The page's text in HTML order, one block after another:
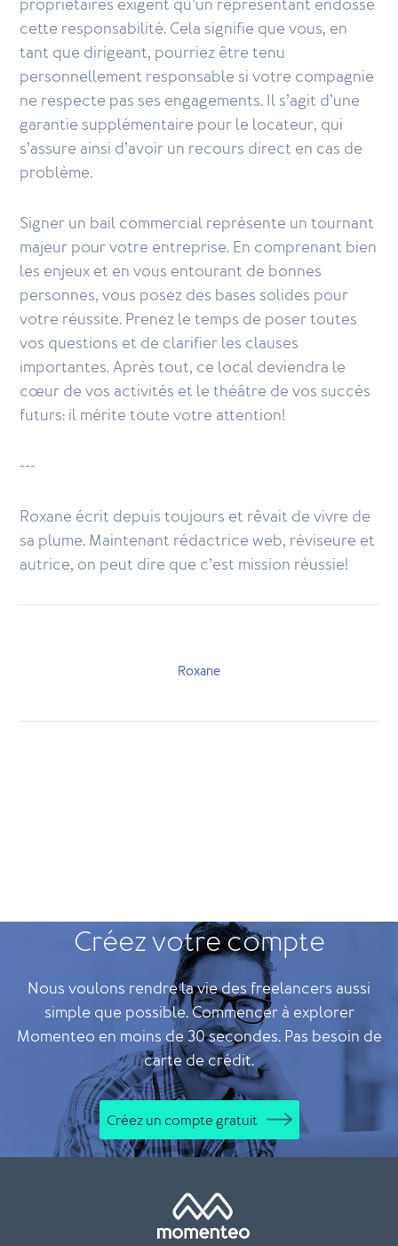
propriétaires exigent qu’un représentant endosse
cette responsabilité. Cela signifie que vous, en
tant que dirigeant, pourriez être tenu
personnellement responsable si votre compagnie
ne respecte pas ses engagements. Il s’agit d’une
garantie supplémentaire pour le locateur, qui
s’assure ainsi d’avoir un recours direct en cas de
problème.
Signer un bail commercial représente un tournant
majeur pour votre entreprise. En comprenant bien
les enjeux et en vous entourant de bonnes
personnes, vous posez des bases solides pour
votre réussite. Prenez le temps de poser toutes
vos questions et de clarifier les clauses
importantes. Après tout, ce local deviendra le
cœur de vos activités et le théâtre de vos succès
futurs: il mérite toute votre attention!
---
Roxane écrit depuis toujours et rêvait de vivre de
sa plume. Maintenant rédactrice web, réviseure et
autrice, on peut dire que c’est mission réussie!
Roxane
Créez votre compte
Nous voulons rendre la vie des freelancers aussi
simple que possible. Commencer à explorer
Momenteo en moins de 30 secondes. Pas besoin de
carte de crédit.
Créez un compte gratuit